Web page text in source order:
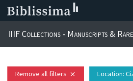
IIIF Collections - Manuscripts &
Remove all filters close Location: